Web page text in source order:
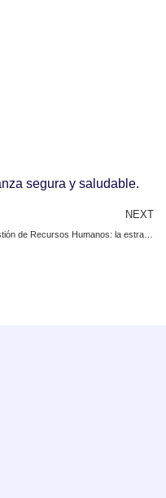
segura y saludable.
NEXT
Gestión de Recursos Humanos: la estrategia en temas de salud